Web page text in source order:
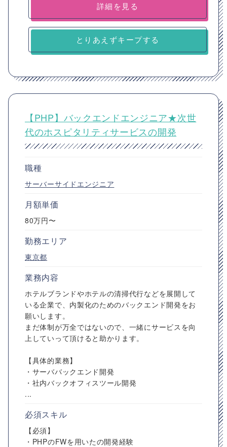
詳細を見る
とりあえずキープする
【PHP】バックエンドエンジニア★次世
代のホスピタリティサービスの開発
職種
サーバーサイドエンジニア
月額単価
80万円〜
勤務エリア
東京都
業務内容
ホテルブランドやホテルの清掃代行などを展開して
いる企業で、内製化のためのバックエンド開発をお
願いします。
まだ体制が万全ではないので、一緒にサービスを向
上していって頂けると助かります。
【具体的業務】
・サーババックエンド開発
・社内バックオフィスツール開発
...
必須スキル
【必須】
・PHPのFWを用いたの開発経験